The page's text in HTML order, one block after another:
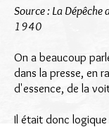
Source : La
1940
On a beaucoup
dans la presse, en
d'essence, de la
Il était donc